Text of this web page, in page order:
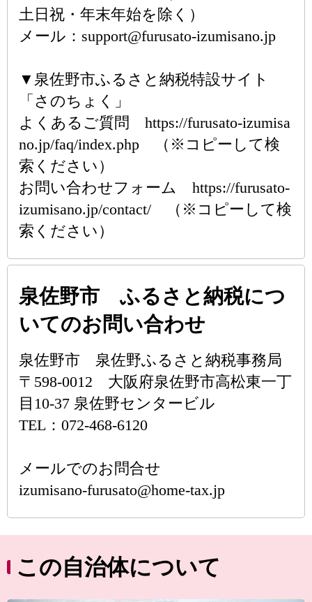
土日祝・年末年始を除く）
メール：support@furusato-izumisano.jp
▼泉佐野市ふるさと納税特設サイト
「さのちょく」
よくあるご質問 https://furusato-izumisa
no.jp/faq/index.php （※コピーして検
索ください）
お問い合わせフォーム https://furusato-
izumisano.jp/contact/ （※コピーして検
索ください）
泉佐野市 ふるさと納税につ
いてのお問い合わせ
泉佐野市 泉佐野ふるさと納税事務局
〒598-0012 大阪府泉佐野市高松東一丁
目10-37 泉佐野センタービル
TEL：072-468-6120
メールでのお問合せ
izumisano-furusato@home-tax.jp
この自治体について